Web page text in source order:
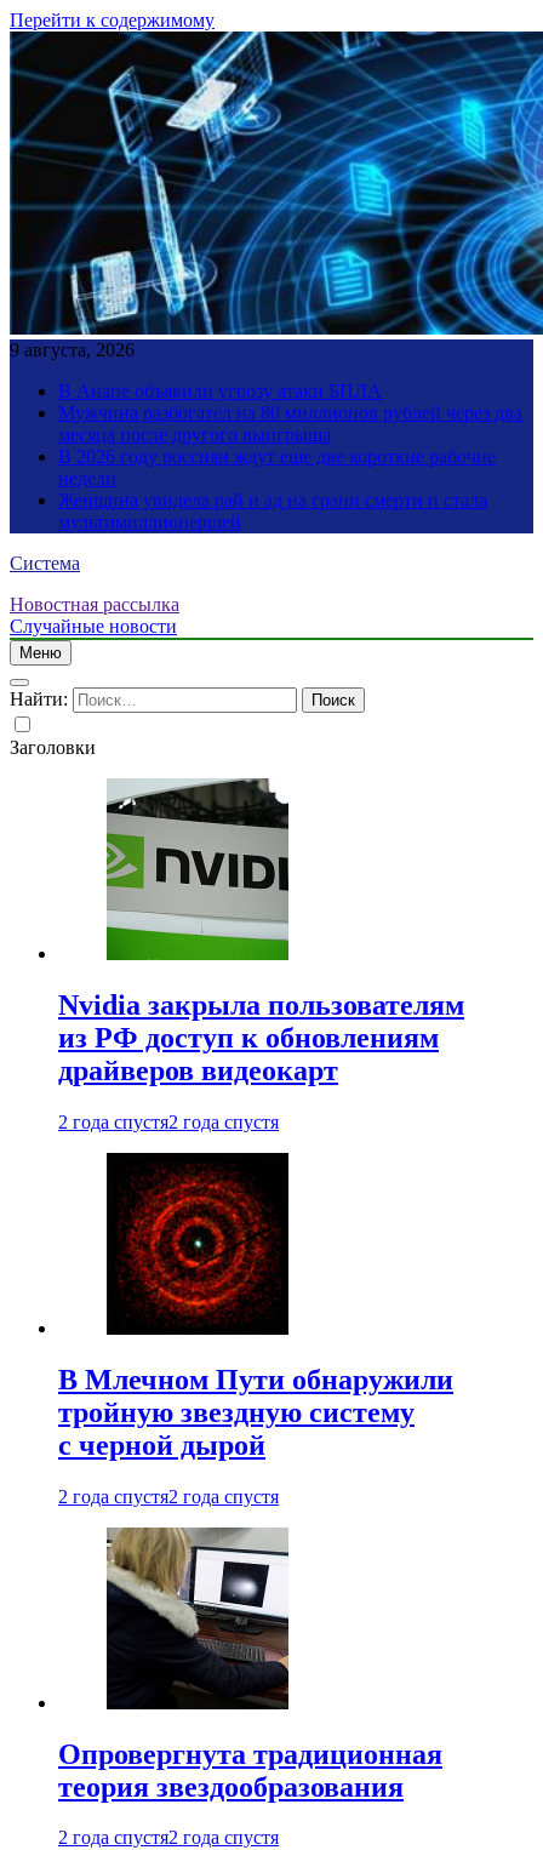
Перейти к содержимому
9 августа, 2026
В Анапе объявили угрозу атаки БПЛА
Мужчина разбогател на 80 миллионов рублей через два
месяца после другого выигрыша
В 2026 году россиян ждут еще две короткие рабочие
недели
Женщина увидела рай и ад на грани смерти и стала
мультимиллионершей
Система
Новостная рассылка
Случайные новости
Меню
Найти:
Заголовки
Nvidia закрыла пользователям
из РФ доступ к обновлениям
драйверов видеокарт
2 года спустя2 года спустя
В Млечном Пути обнаружили
тройную звездную систему
с черной дырой
2 года спустя2 года спустя
Опровергнута традиционная
теория звездообразования
2 года спустя2 года спустя